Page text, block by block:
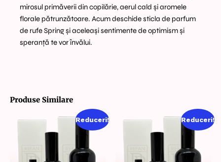
mirosul primăverii din copilărie, aerul cald și aromele
florale pătrunzătoare. Acum deschide sticla de parfum
de rufe Spring și aceleași sentimente de optimism și
speranță te vor învălui.
Produse Similare
Reduceri! Reduceri!